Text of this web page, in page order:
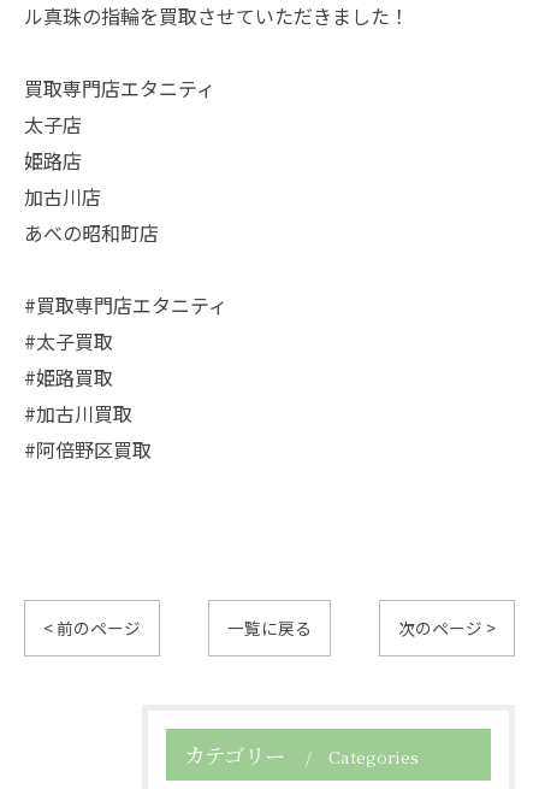
ル真珠の指輪を買取させていただきました！
買取専門店エタニティ
太子店
姫路店
加古川店
あべの昭和町店
#買取専門店エタニティ
#太子買取
#姫路買取
#加古川買取
#阿倍野区買取
< 前のページ 一覧に戻る 次のページ >
カテゴリー Categories